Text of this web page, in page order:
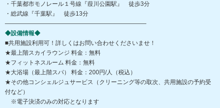
・千葉都市モノレール１号線『葭川公園駅』 徒歩3分
・総武線『千葉駅』 徒歩13分
――――――――――――――――――――――――
◆設備情報◆
■共用施設利用可！詳しくはお問い合わせくださいませ！
★最上階スカイラウンジ 料金：無料
★フィットネスルーム 料金：無料
★大浴場（最上階スパ） 料金：200円/人（税込）
★その他コンシェルジュサービス（クリーニング等の取次、共用施設の予約受
付など）
※電子決済のみの対応となります